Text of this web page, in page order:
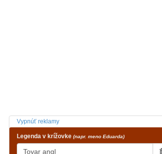
Vypnúť reklamy
Legenda v krížovke (napr. meno Eduarda)